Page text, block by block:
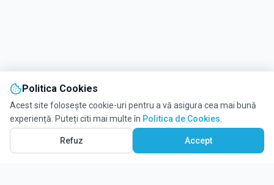
Politica Cookies
Acest site folosește cookie-uri pentru a vă asigura cea mai bună
experiență. Puteți citi mai multe în Politica de Cookies
Refuz Accept